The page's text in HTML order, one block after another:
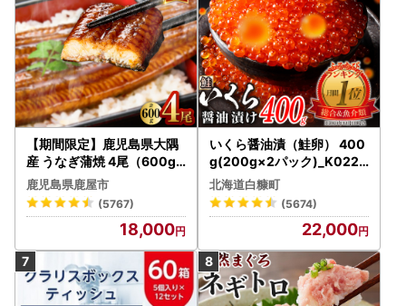
【期間限定】鹿児島県大隅
産 うなぎ蒲焼 4尾（600g
） KN007-004-04-cp18
うなぎ 鰻 魚 惣菜 総菜
鹿児島県鹿屋市
(5767)
18,000
いくら醤油漬（鮭卵） 400
g(200g×2パック)_K022-
1676
北海道白糠町
(5674)
22,000